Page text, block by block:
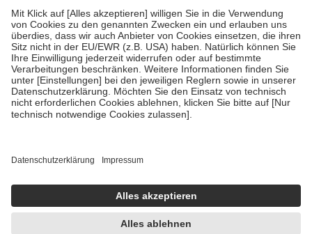
fallenkeine Zuzahlungenan bei:
• Kindern und Jugendlichen bis zum vollendeten 18. Lebensjahr
mit Ausnahme der Fahrkosten
• Untersuchungen zur Vorsorge und Früherkennung, die von der
GKV getragen werden
• empfohlenen Schutzimpfungen
• Harn- und Blutteststreifen
getroffen, um sicherzustellen, dass es sich um echte Bewertungen
https://help.etrusted.com/hc/de/articles/4419944605341
Einige Bilder und Inhalte wurden unter Zuhilfenahme künstlicher